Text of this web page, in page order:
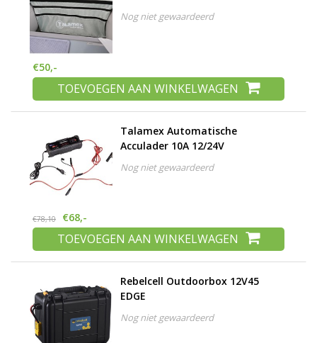
Nog niet gewaardeerd
€50,-
TOEVOEGEN AAN WINKELWAGEN
Talamex Automatische
Acculader 10A 12/24V
Nog niet gewaardeerd
€78,10 €68,-
TOEVOEGEN AAN WINKELWAGEN
Rebelcell Outdoorbox 12V45
EDGE
Nog niet gewaardeerd